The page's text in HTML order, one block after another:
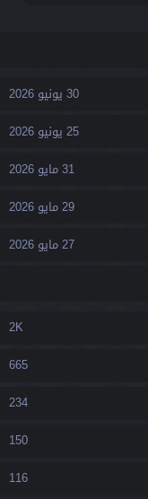
30 يونيو 2026
25 يونيو 2026
31 مايو 2026
29 مايو 2026
27 مايو 2026
2K
665
234
150
116